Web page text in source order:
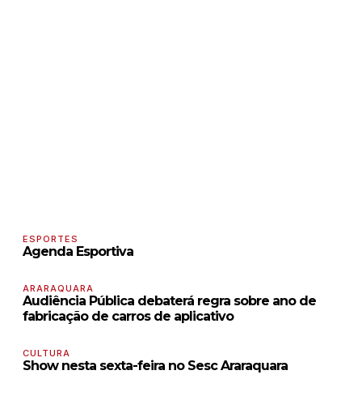
ESPORTES
Agenda Esportiva
ARARAQUARA
Audiência Pública debaterá regra sobre ano de
fabricação de carros de aplicativo
CULTURA
Show nesta sexta-feira no Sesc Araraquara